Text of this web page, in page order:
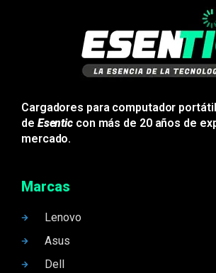
Cargadores para computador
de Esentic con más de 20 años de
mercado.
Marcas
Lenovo
Asus
Dell